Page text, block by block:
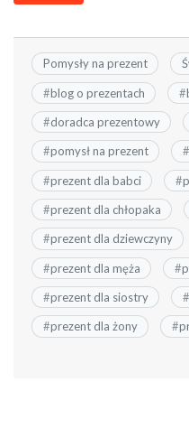
Pomysły na prezent
#blog o prezentach #
#doradca prezentowy
#pomysł na prezent #
#prezent dla babci #
#prezent dla chłopaka
#prezent dla dziewczyny
#prezent dla męża #
#prezent dla siostry #
#prezent dla żony #